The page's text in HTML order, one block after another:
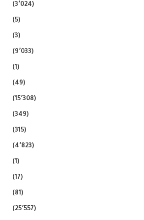
(3٬024)
(5)
(3)
(9٬033)
(1)
(49)
(15٬308)
(349)
(315)
(4٬823)
(1)
(17)
(81)
(25٬557)